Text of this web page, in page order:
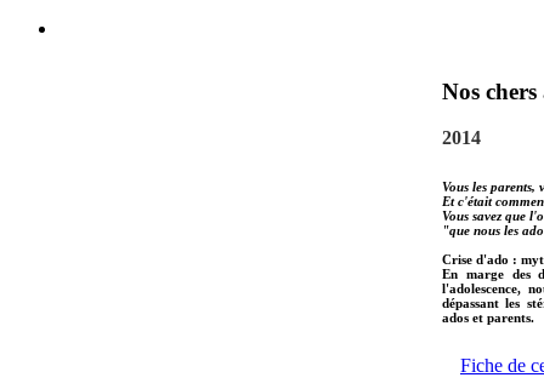
Nos chers
2014
Vous les
Et c'était
Vous savez que
"que nous les
Crise d'ado :
En marge des
l'adolescence,
dépassant les
ados et parents.
Fiche de